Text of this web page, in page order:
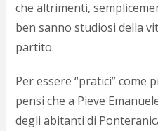
che altrimenti,
ben sanno studiosi della
partito.
Per essere “pratici” come
pensi che a Pieve
degli abitanti di